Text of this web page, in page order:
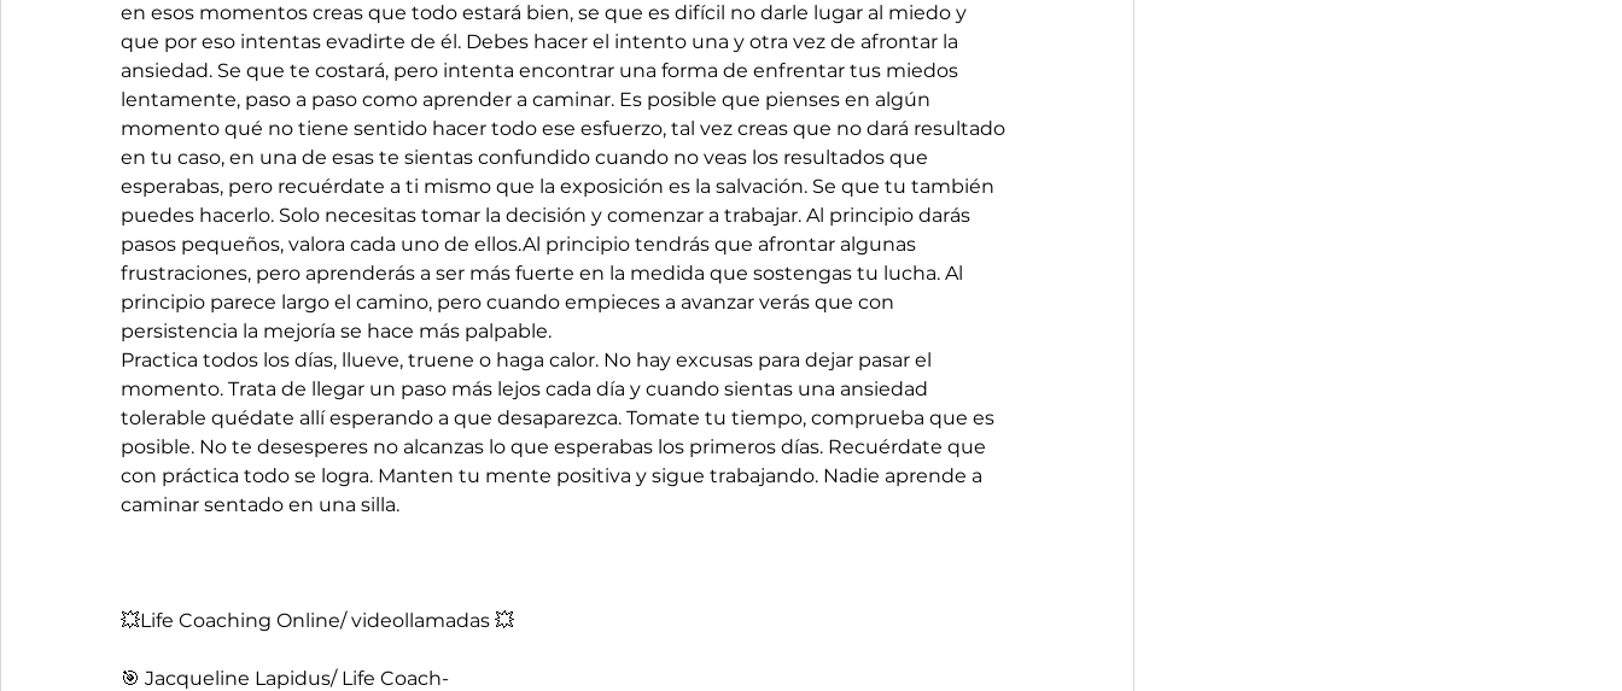
en esos momentos creas que todo estará bien, se que es difícil no darle lugar al miedo y
que por eso intentas evadirte de él. Debes hacer el intento una y otra vez de afrontar la
ansiedad. Se que te costará, pero intenta encontrar una forma de enfrentar tus miedos
lentamente, paso a paso como aprender a caminar. Es posible que pienses en algún
momento qué no tiene sentido hacer todo ese esfuerzo, tal vez creas que no dará resultado
en tu caso, en una de esas te sientas confundido cuando no veas los resultados que
esperabas, pero recuérdate a ti mismo que la exposición es la salvación. Se que tu también
puedes hacerlo. Solo necesitas tomar la decisión y comenzar a trabajar. Al principio darás
pasos pequeños, valora cada uno de ellos.Al principio tendrás que afrontar algunas
frustraciones, pero aprenderás a ser más fuerte en la medida que sostengas tu lucha. Al
principio parece largo el camino, pero cuando empieces a avanzar verás que con
persistencia la mejoría se hace más palpable.
Practica todos los días, llueve, truene o haga calor. No hay excusas para dejar pasar el
momento. Trata de llegar un paso más lejos cada día y cuando sientas una ansiedad
tolerable quédate allí esperando a que desaparezca. Tomate tu tiempo, comprueba que es
posible. No te desesperes no alcanzas lo que esperabas los primeros días. Recuérdate que
con práctica todo se logra. Manten tu mente positiva y sigue trabajando. Nadie aprende a
caminar sentado en una silla.
💥Life Coaching Online/ videollamadas 💥
🎯 Jacqueline Lapidus/ Life Coach-